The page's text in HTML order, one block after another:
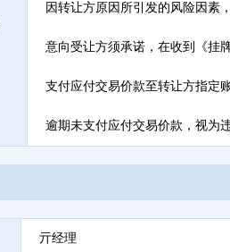
因转让方原因所引发的风险因素
意向受让方须承诺，在收到《挂
支付应付交易价款至转让方指定
逾期未支付应付交易价款，视为
亓经理